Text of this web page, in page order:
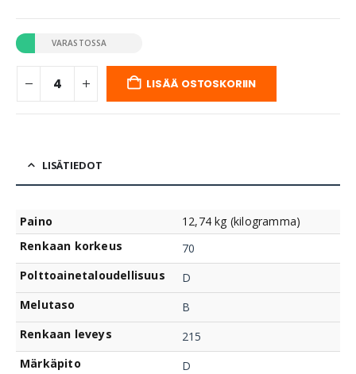
VARASTOSSA
LISÄÄ OSTOSKORIIN
LISÄTIEDOT
Paino
12,74 kg (kilogramma)
Renkaan korkeus
70
Polttoainetaloudellisuus
D
Melutaso
B
Renkaan leveys
215
Märkäpito
D